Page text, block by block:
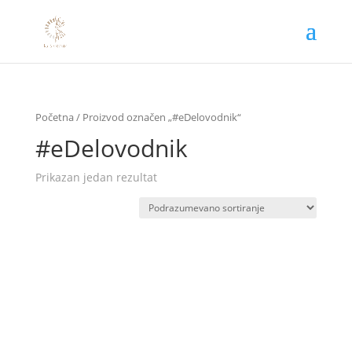
Početna/ Proizvod označen „#eDelovodnik“
#eDelovodnik
Prikazan jedan rezultat